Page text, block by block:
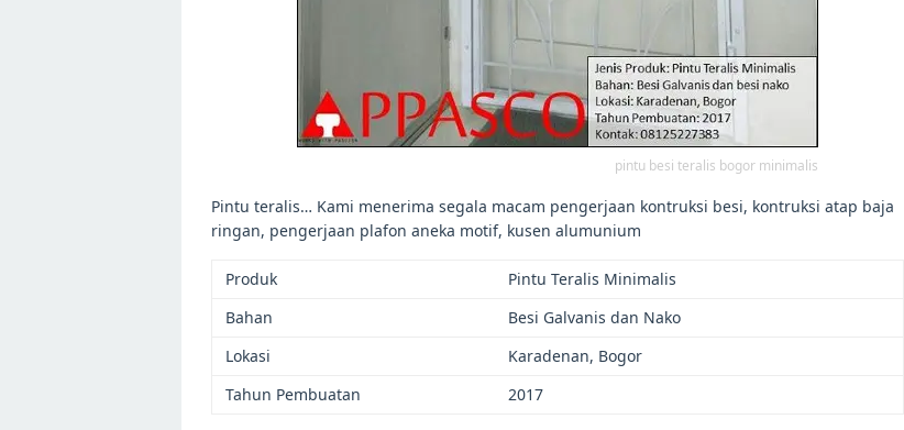
pintu besi teralis bogor minimalis
Pintu teralis… Kami menerima segala macam pengerjaan kontruksi besi, kontruksi atap baja
ringan, pengerjaan plafon aneka motif, kusen alumunium
Produk
Pintu Teralis Minimalis
Bahan
Besi Galvanis dan Nako
Lokasi
Karadenan, Bogor
Tahun Pembuatan
2017